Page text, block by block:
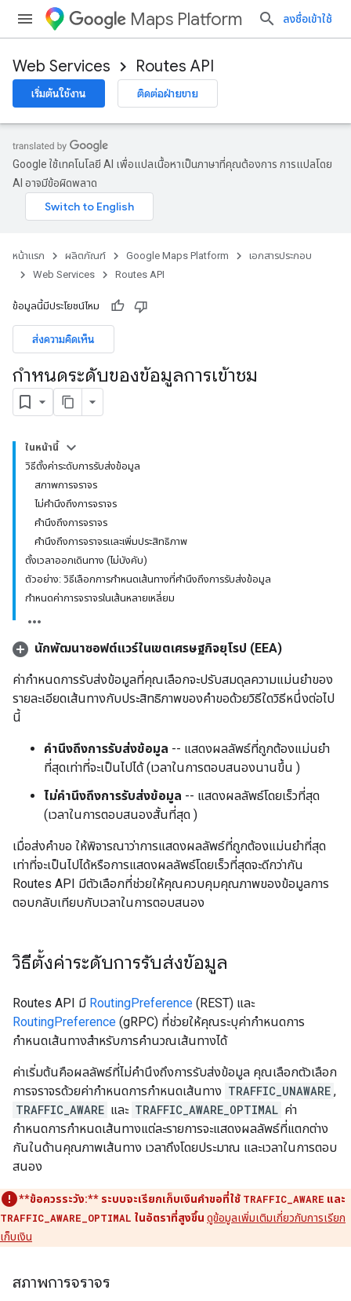
Maps Platform ลงชื่อเข้าใช้
Web Services Routes API
เริ่มต้นใช้งาน ติดต่อฝ่ายขาย
Google ใช้เทคโนโลยี AI เพื่อแปลเนื้อหาเป็นภาษาที่คุณต้องการ การแปลโดย
AI อาจมีข้อผิดพลาด
หน้าแรก ผลิตภัณฑ์ Google Maps Platform
เอกสารประกอบ
Web Services
Routes API
ข้อมูลนี้มีประโยชน์ไหม
ส่งความคิดเห็น
กําหนดระดับของข้อมูลการเข้าชม
ในหน้านี้
วิธีตั้งค่าระดับการรับส่งข้อมูล
สภาพการจราจร
ไม่คำนึงถึงการจราจร
คำนึงถึงการจราจร
คำนึงถึงการจราจรและเพิ่มประสิทธิภาพ
ตั้งเวลาออกเดินทาง (ไม่บังคับ)
ตัวอย่าง: วิธีเลือกการกำหนดเส้นทางที่คำนึงถึงการรับส่งข้อมูล
กำหนดค่าการจราจรในเส้นหลายเหลี่ยม
นักพัฒนาซอฟต์แวร์ในเขตเศรษฐกิจยุโรป (EEA)
ค่ากำหนดการรับส่งข้อมูลที่คุณเลือกจะปรับสมดุลความแม่นยำของ
รายละเอียดเส้นทางกับประสิทธิภาพของคำขอด้วยวิธีใดวิธีหนึ่งต่อไป
นี้
คำนึงถึงการรับส่งข้อมูล -- แสดงผลลัพธ์ที่ถูกต้องแม่นยำ
ที่สุดเท่าที่จะเป็นไปได้ (เวลาในการตอบสนองนานขึ้น )
ไม่คำนึงถึงการรับส่งข้อมูล -- แสดงผลลัพธ์โดยเร็วที่สุด
(เวลาในการตอบสนองสั้นที่สุด )
เมื่อส่งคำขอ ให้พิจารณาว่าการแสดงผลลัพธ์ที่ถูกต้องแม่นยำที่สุด
เท่าที่จะเป็นไปได้หรือการแสดงผลลัพธ์โดยเร็วที่สุดจะดีกว่ากัน
Routes API มีตัวเลือกที่ช่วยให้คุณควบคุมคุณภาพของข้อมูลการ
ตอบกลับเทียบกับเวลาในการตอบสนอง
วิธีตั้งค่าระดับการรับส่งข้อมูล
Routes API มี RoutingPreference (REST) และ
RoutingPreference (gRPC) ที่ช่วยให้คุณระบุค่ากำหนดการ
กำหนดเส้นทางสำหรับการคำนวณเส้นทางได้
ค่าเริ่มต้นคือผลลัพธ์ที่ไม่คำนึงถึงการรับส่งข้อมูล คุณเลือกตัวเลือก
การจราจรด้วยค่ากำหนดการกำหนดเส้นทาง TRAFFIC_UNAWARE ,
TRAFFIC_AWARE และ TRAFFIC_AWARE_OPTIMAL ค่า
กำหนดการกำหนดเส้นทางแต่ละรายการจะแสดงผลลัพธ์ที่แตกต่าง
กันในด้านคุณภาพเส้นทาง เวลาถึงโดยประมาณ และเวลาในการตอบ
สนอง
**ข้อควรระวัง:** ระบบจะเรียกเก็บเงินคำขอที่ใช้ TRAFFIC_AWARE และ
TRAFFIC_AWARE_OPTIMAL ในอัตราที่สูงขึ้น ดูข้อมูลเพิ่มเติมเกี่ยวกับการเรียก
เก็บเงิน
สภาพการจราจร